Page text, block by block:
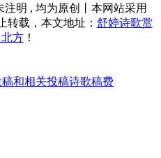
注明 , 均为原创丨本网站采用
转载，本文地址： 舒婷诗歌赏
方！
和相关投稿诗歌稿费